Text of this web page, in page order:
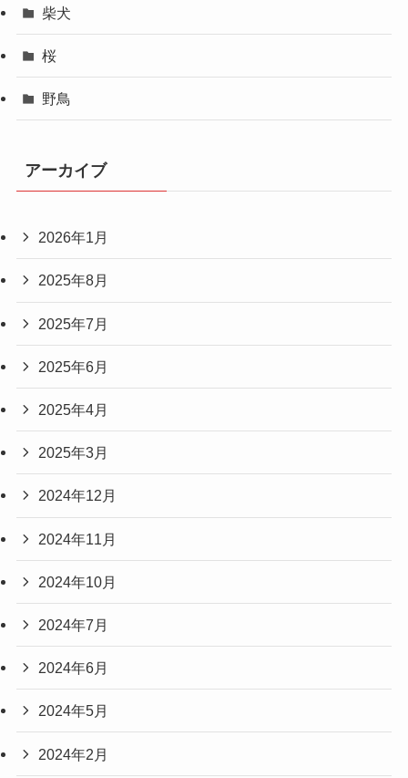
柴犬
桜
野鳥
アーカイブ
2026年1月
2025年8月
2025年7月
2025年6月
2025年4月
2025年3月
2024年12月
2024年11月
2024年10月
2024年7月
2024年6月
2024年5月
2024年2月